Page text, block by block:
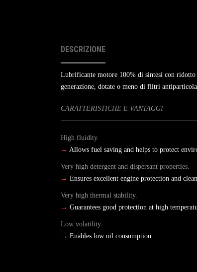
DESCRIZIONE
Lubrificante motore 100% di sintesi con
generazione, dotate o meno di filtri
CARATTERISTICHE E VANTAGGI
High fluidity.
→ Allows fuel saving and helps to protect
Very high detergent and dispersant properties.
→ Ensures excellent engine protection and
Very high thermal stability.
→ Guarantees good protection at high
Low volatility.
→ Enables low oil consumption.